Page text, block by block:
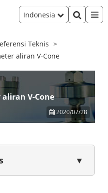
Indonesia
Teknis
aliran V-Cone
V-Cone
2020/07/28
▼